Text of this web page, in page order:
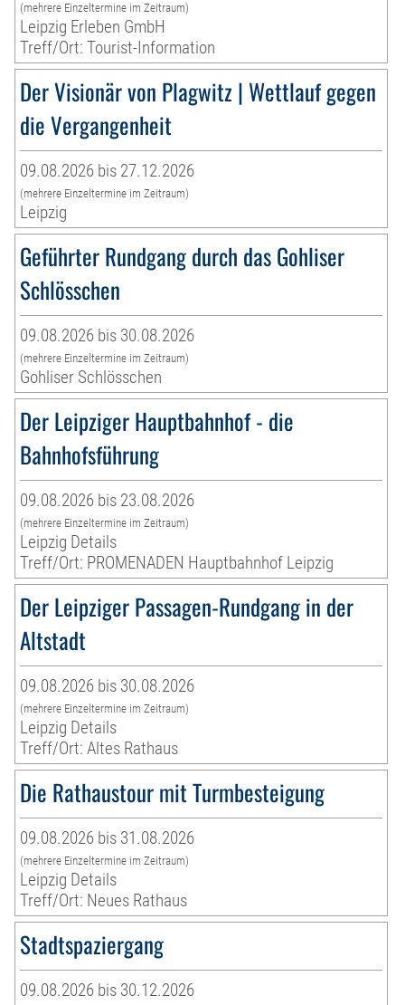
(mehrere Einzeltermine im Zeitraum)
Leipzig Erleben GmbH
Treff/Ort: Tourist-Information
Der Visionär von Plagwitz | Wettlauf gegen
die Vergangenheit
09.08.2026 bis 27.12.2026
(mehrere Einzeltermine im Zeitraum)
Leipzig
Geführter Rundgang durch das Gohliser
Schlösschen
09.08.2026 bis 30.08.2026
(mehrere Einzeltermine im Zeitraum)
Gohliser Schlösschen
Der Leipziger Hauptbahnhof - die
Bahnhofsführung
09.08.2026 bis 23.08.2026
(mehrere Einzeltermine im Zeitraum)
Leipzig Details
Treff/Ort: PROMENADEN Hauptbahnhof Leipzig
Der Leipziger Passagen-Rundgang in der
Altstadt
09.08.2026 bis 30.08.2026
(mehrere Einzeltermine im Zeitraum)
Leipzig Details
Treff/Ort: Altes Rathaus
Die Rathaustour mit Turmbesteigung
09.08.2026 bis 31.08.2026
(mehrere Einzeltermine im Zeitraum)
Leipzig Details
Treff/Ort: Neues Rathaus
Stadtspaziergang
09.08.2026 bis 30.12.2026